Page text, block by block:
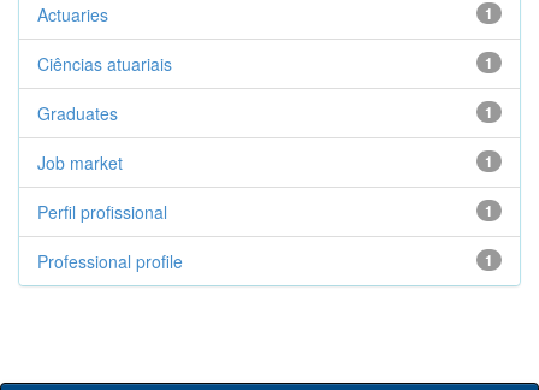
1
Actuaries
1
Ciências atuariais
1
Graduates
1
Job market
1
Perfil profissional
1
Professional profile